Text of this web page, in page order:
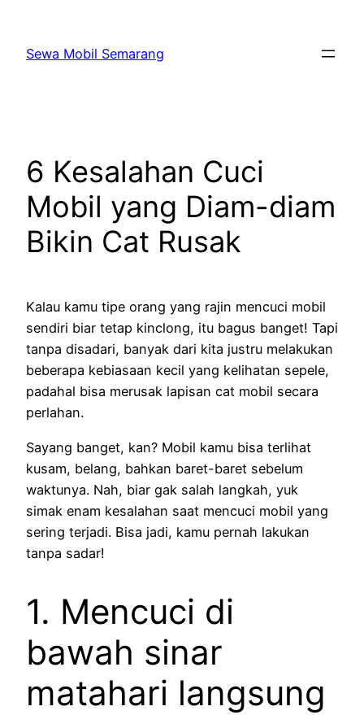
content
Sewa Mobil Semarang
6 Kesalahan Cuci
Mobil yang Diam-diam
Bikin Cat Rusak
Kalau kamu tipe orang yang rajin mencuci mobil
sendiri biar tetap kinclong, itu bagus banget! Tapi
tanpa disadari, banyak dari kita justru melakukan
beberapa kebiasaan kecil yang kelihatan sepele,
padahal bisa merusak lapisan cat mobil secara
perlahan.
Sayang banget, kan? Mobil kamu bisa terlihat
kusam, belang, bahkan baret-baret sebelum
waktunya. Nah, biar gak salah langkah, yuk
simak enam kesalahan saat mencuci mobil yang
sering terjadi. Bisa jadi, kamu pernah lakukan
tanpa sadar!
1. Mencuci di
bawah sinar
matahari langsung